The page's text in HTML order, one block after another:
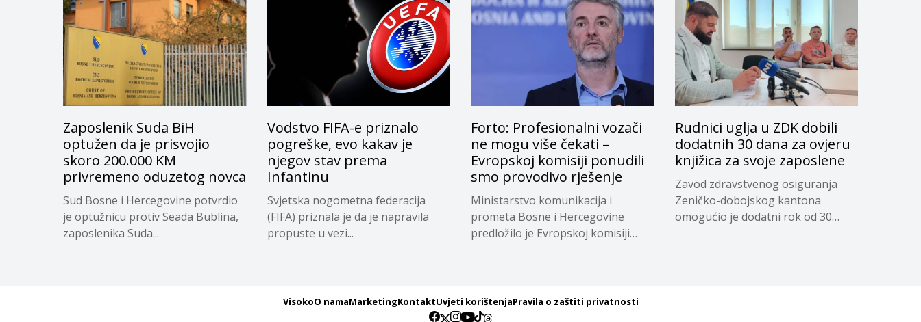
Zaposlenik Suda BiH
optužen da je prisvojio
skoro 200.000 KM
privremeno oduzetog novca
Sud Bosne i Hercegovine potvrdio
je optužnicu protiv Seada Bublina,
zaposlenika Suda...
Vodstvo FIFA-e priznalo
pogreške, evo kakav je
njegov stav prema
Infantinu
Svjetska nogometna federacija
(FIFA) priznala je da je napravila
propuste u vezi...
Forto: Profesionalni vozači
ne mogu više čekati –
Evropskoj komisiji ponudili
smo provodivo rješenje
Ministarstvo komunikacija i
prometa Bosne i Hercegovine
predložilo je Evropskoj komisiji
Rudnici uglja u ZDK dobili
dodatnih 30 dana za ovjeru
knjižica za svoje zaposlene
Zavod zdravstvenog osiguranja
Zeničko-dobojskog kantona
omogućio je dodatni rok od 30
VisokoO namaMarketingKontaktUvjeti korištenjaPravila o zaštiti privatnosti